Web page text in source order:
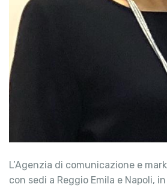
L’Agenzia di comunicazione e
con sedi a Reggio Emila e Napoli,